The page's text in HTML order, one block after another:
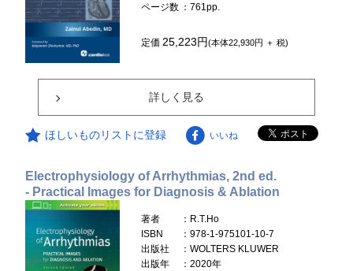
ページ数 ：761pp.
定価 25,223円(本体22,930円 ＋ 税)
詳しく見る
ほしいものリストに登録 いいね
Electrophysiology of Arrhythmias, 2nd ed.
- Practical Images for Diagnosis & Ablation
著者
：R.T.Ho
ISBN
：978-1-975101-10-7
出版社
：WOLTERS KLUWER
出版年
：2020年